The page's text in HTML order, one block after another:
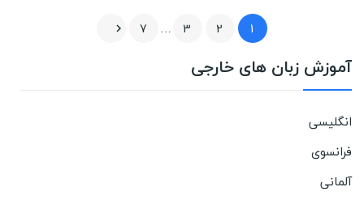
آموزش زبان های خارجی
انگلیسی
فرانسوی
آلمانی
1
2
3
…
7
